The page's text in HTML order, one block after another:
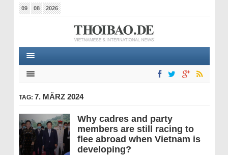
09 08 2026
TAG: 7. MÄRZ 2024
Why cadres and party
members are still racing to
flee abroad when Vietnam is
developing?